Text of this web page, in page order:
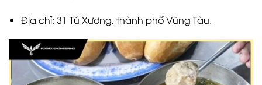
Địa chỉ: 31 Tú Xương, thành phố Vũng Tàu.